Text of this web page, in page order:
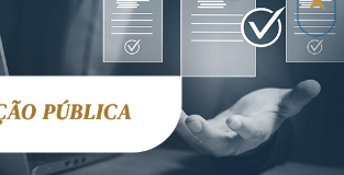
Receba por RSS
Av. Sete de Setembro, 4698
CEP80240-000